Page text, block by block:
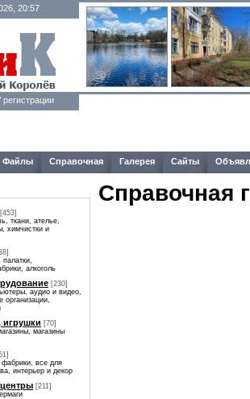
20:57
регистрации
Файлы Справочная Галерея Сайты
[453]
ткани, ателье,
химчистки и
палатки,
алкоголь
[230]
аудио и видео,
организации,
игрушки [70]
магазины
все для
интерьер и декор
[211]
Справочная